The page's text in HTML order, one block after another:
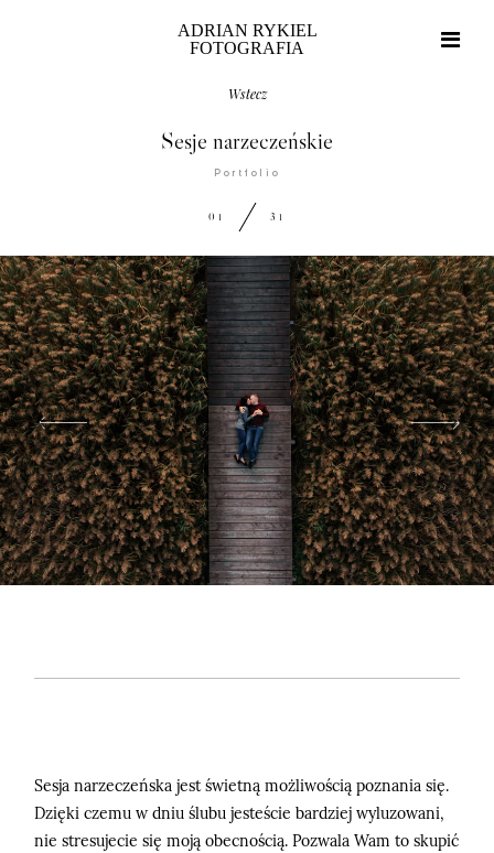
ADRIAN RYKIEL
FOTOGRAFIA
Wstecz
Sesje narzeczeńskie
Portfolio
01 31
Sesja narzeczeńska jest świetną możliwością poznania się.
Dzięki czemu w dniu ślubu jesteście bardziej wyluzowani,
nie stresujecie się moją obecnością. Pozwala Wam to skupić
Portfolio
O mnie
Blog
Strefa klienta
Kontakt